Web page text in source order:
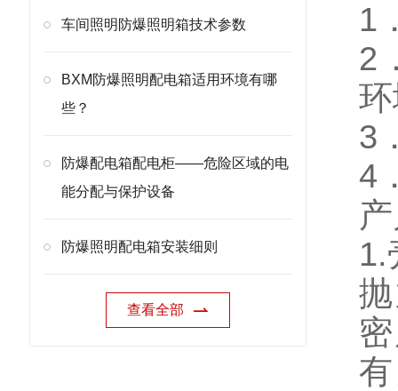
车间照明防爆照明箱技术参数
BXM防爆照明配电箱适用环境有哪
些？
防爆配电箱配电柜——危险区域的电
能分配与保护设备
防爆照明配电箱安装细则
查看全部
1
2
3
4
1.